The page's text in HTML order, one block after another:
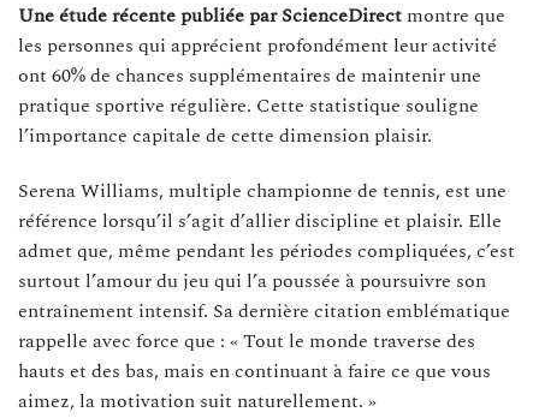
Une étude récente publiée par ScienceDirect montre que
les personnes qui apprécient profondément leur activité
ont 60% de chances supplémentaires de maintenir une
pratique sportive régulière. Cette statistique souligne
l’importance capitale de cette dimension plaisir.
Serena Williams, multiple championne de tennis, est une
référence lorsqu’il s’agit d’allier discipline et plaisir. Elle
admet que, même pendant les périodes compliquées, c’est
surtout l’amour du jeu qui l’a poussée à poursuivre son
entraînement intensif. Sa dernière citation emblématique
rappelle avec force que : « Tout le monde traverse des
hauts et des bas, mais en continuant à faire ce que vous
aimez, la motivation suit naturellement. »